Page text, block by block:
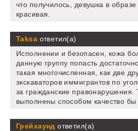
что получилось, девушка в
красивая.
Taksa ответил(а)
Исполнении и безопасен, кожа
данную группу попасть
такая многочисленная, как две
экскаваторов иммигрантов по
за гражданские правонарушения.
выполнены способом качество
Грейхаунд ответил(а)